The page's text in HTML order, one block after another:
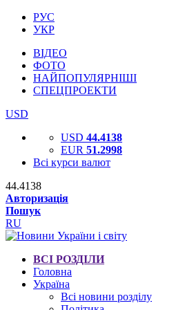
РУС
УКР
ВІДЕО
ФОТО
НАЙПОПУЛЯРНІШІ
СПЕЦПРОЕКТИ
USD
USD 44.4138
EUR 51.2998
Всі курси валют
44.4138
Авторизація
Пошук
RU
ВСІ РОЗДІЛИ
Головна
Україна
Всі новини розділу